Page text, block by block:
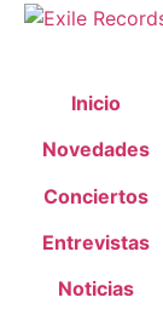
Inicio
Novedades
Conciertos
Entrevistas
Noticias